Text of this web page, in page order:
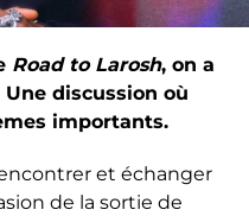
Road to Larosh, on a
discussion où
importants.
et échanger
de la sortie de